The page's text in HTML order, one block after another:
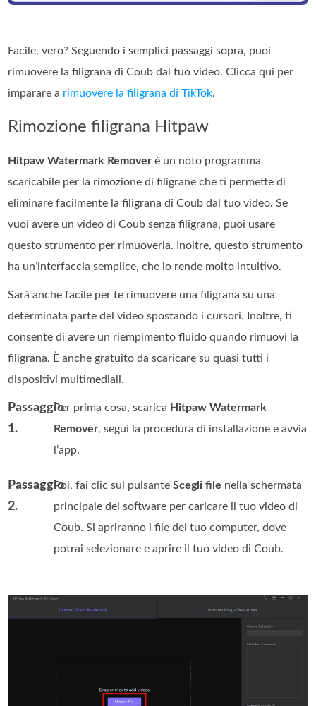
Facile, vero? Seguendo i semplici passaggi sopra, puoi
rimuovere la filigrana di Coub dal tuo video. Clicca qui per
imparare a rimuovere la filigrana di TikTok.
Rimozione filigrana Hitpaw
Hitpaw Watermark Remover è un noto programma
scaricabile per la rimozione di filigrane che ti permette di
eliminare facilmente la filigrana di Coub dal tuo video. Se
vuoi avere un video di Coub senza filigrana, puoi usare
questo strumento per rimuoverla. Inoltre, questo strumento
ha un’interfaccia semplice, che lo rende molto intuitivo.
Sarà anche facile per te rimuovere una filigrana su una
determinata parte del video spostando i cursori. Inoltre, ti
consente di avere un riempimento fluido quando rimuovi la
filigrana. È anche gratuito da scaricare su quasi tutti i
dispositivi multimediali.
Passaggio
1.
Per prima cosa, scarica Hitpaw Watermark
Remover, segui la procedura di installazione e avvia
l’app.
Passaggio
2.
Poi, fai clic sul pulsanteScegli file nella schermata
principale del software per caricare il tuo video di
Coub. Si apriranno i file del tuo computer, dove
potrai selezionare e aprire il tuo video di Coub.